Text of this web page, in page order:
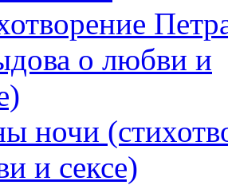
ночи
и сексе)